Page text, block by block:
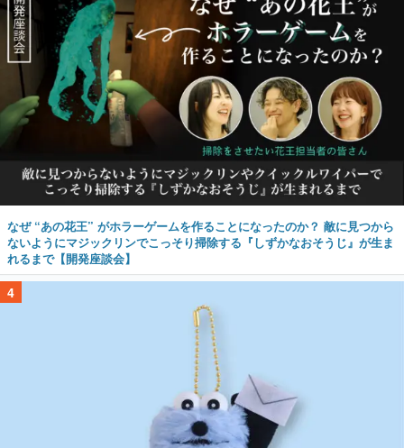
なぜ “あの花王” がホラーゲームを作ることになったのか？ 敵に見つから
ないようにマジックリンでこっそり掃除する『しずかなおそうじ』が生ま
れるまで【開発座談会】
4